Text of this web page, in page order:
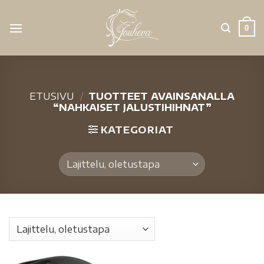
0
ETUSIVU / TUOTTEET AVAINSANALLA
“NAHKAISET JALUSTIHIHNAT”
KATEGORIAT